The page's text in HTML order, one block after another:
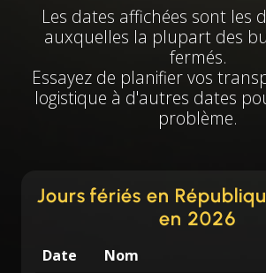
Les dates affichées sont les
auxquelles la plupart des
fermés.
Essayez de planifier vos
logistique à d'autres dates
problème.
Jours fériés en
en 2026
Date Nom